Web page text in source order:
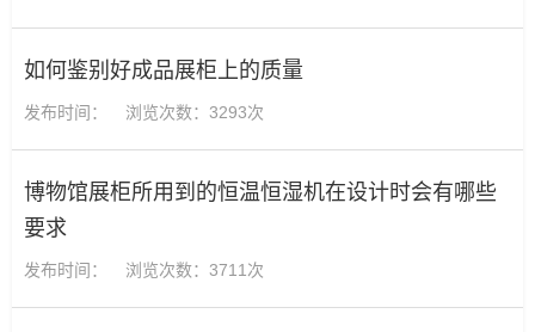
如何鉴别好成品展柜上的质量
发布时间： 浏览次数：3293次
博物馆展柜所用到的恒温恒湿机在设计时会有哪些
要求
发布时间： 浏览次数：3711次